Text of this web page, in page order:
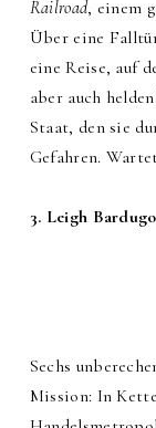
Railroad, einem
Über eine
eine Reise, auf
aber auch
Staat, den sie
Gefahren.
3. Leigh
Sechs
Mission: In